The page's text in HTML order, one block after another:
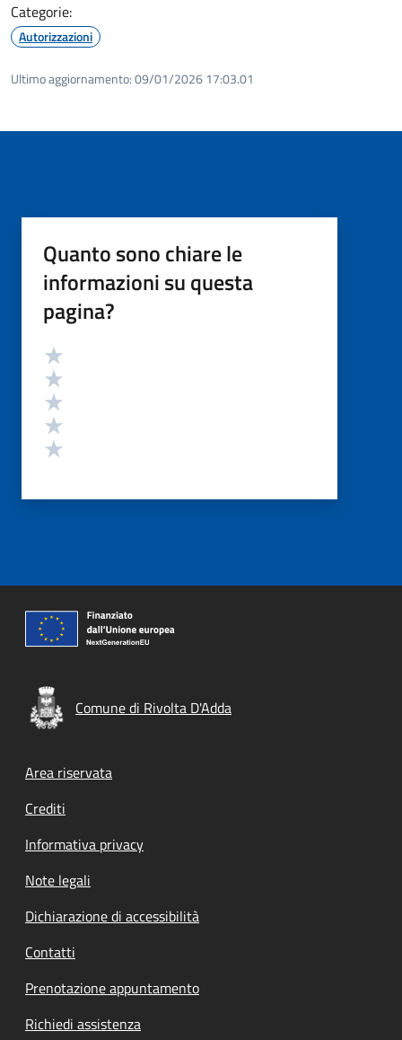
Categorie:
Autorizzazioni
Ultimo aggiornamento:09/01/2026 17:03.01
Quanto sono chiare le
informazioni su questa
pagina?
Valutazione
Comune di Rivolta D'Adda
Footer menu
Area riservata
Crediti
Informativa privacy
Note legali
Dichiarazione di accessibilità
Contatti
Prenotazione appuntamento
Richiedi assistenza